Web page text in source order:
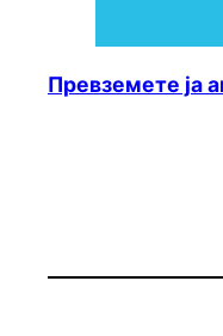
Превземете ја